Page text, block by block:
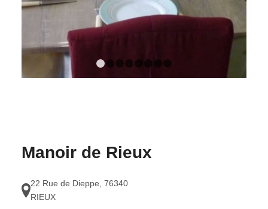
8
Manoir de Rieux
22 Rue de Dieppe 76340
RIEUX